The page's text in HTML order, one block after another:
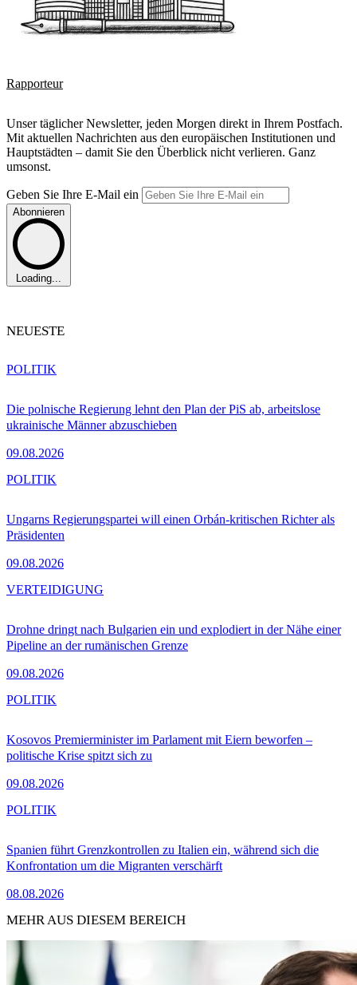
Rapporteur
Unser täglicher Newsletter, jeden Morgen direkt in Ihrem Postfach.
Mit aktuellen Nachrichten aus den europäischen Institutionen und
Hauptstädten – damit Sie den Überblick nicht verlieren. Ganz
umsonst.
Geben Sie Ihre E-Mail ein
Abonnieren
Loading...
NEUESTE
Die polnische Regierung lehnt den Plan der PiS ab, arbeitslose
ukrainische Männer abzuschieben
09.08.2026
POLITIK
Ungarns Regierungspartei will einen Orbán-kritischen Richter als
Präsidenten
09.08.2026
POLITIK
Drohne dringt nach Bulgarien ein und explodiert in der Nähe einer
Pipeline an der rumänischen Grenze
09.08.2026
VERTEIDIGUNG
Kosovos Premierminister im Parlament mit Eiern beworfen –
politische Krise spitzt sich zu
09.08.2026
POLITIK
Spanien führt Grenzkontrollen zu Italien ein, während sich die
Konfrontation um die Migranten verschärft
08.08.2026
POLITIK
MEHR AUS DIESEM BEREICH